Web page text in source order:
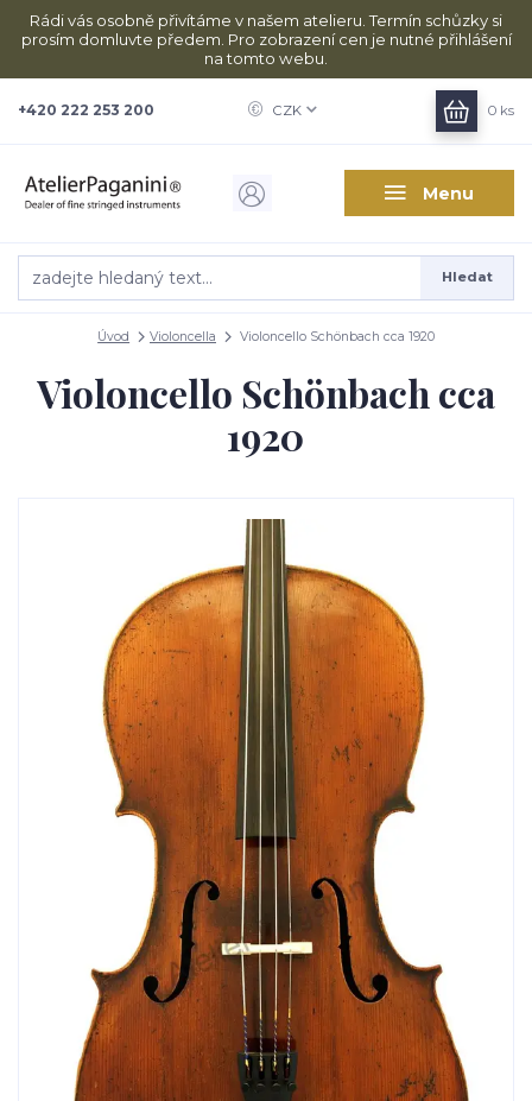
Rádi vás osobně přivítáme v našem atelieru. Termín schůzky si
prosím domluvte předem. Pro zobrazení cen je nutné přihlášení
na tomto webu.
Menu
CZK
Hledat
+420 222 253 200 0 ks
Úvod Violoncella Violoncello Schönbach cca 1920
Violoncello Schönbach cca
1920